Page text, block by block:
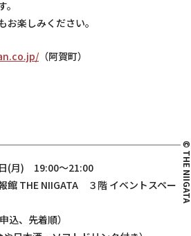
お楽しみください。
（阿賀町）
(月) 19:00～21:00
THE NIIGATA ３階 イベントスペー
、先着順）
© THE